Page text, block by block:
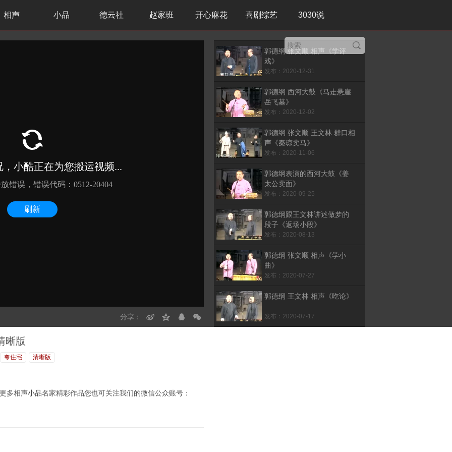
相声 小品 德云社 赵家班 开心麻花 喜剧综艺 3030说
分享：
郭德纲 张文顺 相声《学评
戏》
发布：2020-12-31
郭德纲 西河大鼓《马走悬崖
岳飞墓》
发布：2020-12-02
郭德纲 张文顺 王文林 群口相
声《秦琼卖马》
发布：2020-11-06
郭德纲表演的西河大鼓《姜
太公卖面》
发布：2020-09-25
郭德纲跟王文林讲述做梦的
段子《返场小段》
发布：2020-08-13
郭德纲 张文顺 相声《学小
曲》
发布：2020-07-27
郭德纲 王文林 相声《吃论》
发布：2020-07-17
晰版
夸住宅 清晰版
多相声小品名家精彩作品您也可关注我们的微信公众账号：